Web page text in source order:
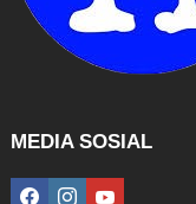
MEDIA SOSIAL
facebookinstagramyoutube